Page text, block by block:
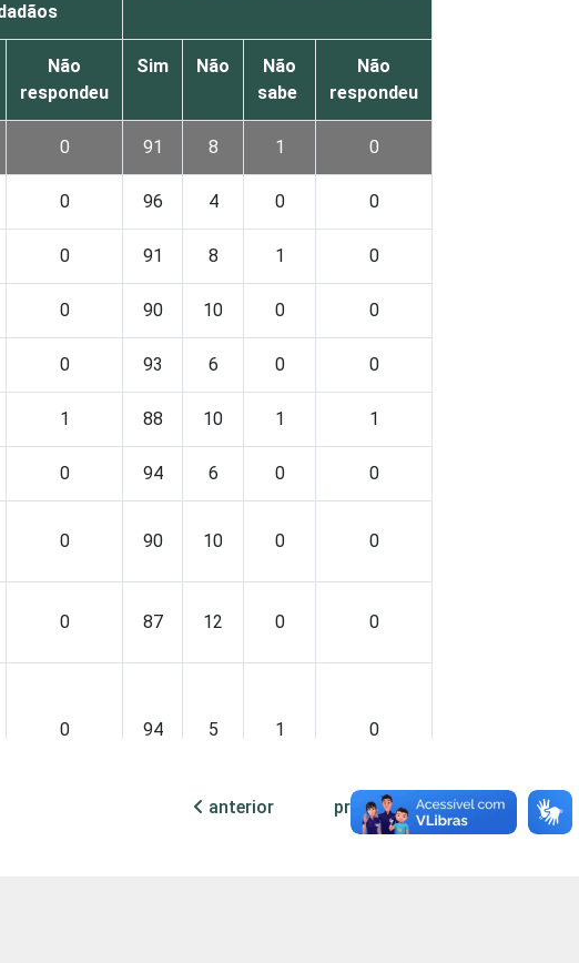
Não
respondeu
Sim Não
Não
sabe
Não
respondeu
0 91 8 1 0
0 96 4 0 0
0 91 8 1 0
0 90 10 0 0
0 93 6 0 0
1 88 10 1 1
0 94 6 0 0
0 90 10 0 0
0 87 12 0 0
0 94 5 1 0
anterior próxima